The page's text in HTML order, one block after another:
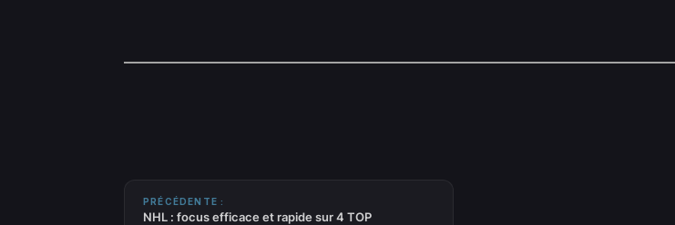
PRÉCÉDENTE :
NHL : focus efficace et rapide sur 4 TOP